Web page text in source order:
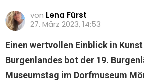
von Lena Fürst
27. März 2023, 14:53
Einen wertvollen Einblick in
Burgenlandes bot der 19.
Museumstag im Dorfmuseum